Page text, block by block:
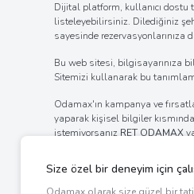
Dijital platform, kullanıcı dostu
listeleyebilirsiniz. Dilediğiniz
sayesinde
Bu web sitesi, bilgisayarınıza
Sitemizi kullanarak bu
Odamax'ın kampanya ve
yaparak kişisel bilgiler
istemiyorsanız RET ODAMAX
internet tarayıcınızın
ayarlarını değiştirerek bildirim